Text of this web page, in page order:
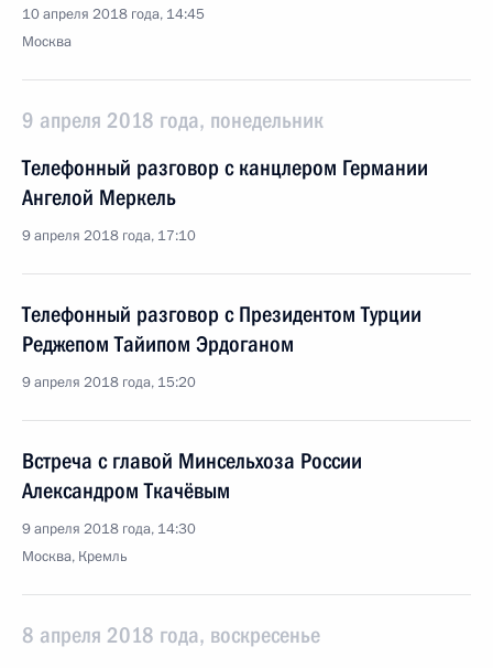
10 апреля 2018 года, 14:45
Москва
9 апреля 2018 года, понедельник
Телефонный разговор с канцлером Германии
Ангелой Меркель
9 апреля 2018 года, 17:10
Телефонный разговор с Президентом Турции
Реджепом Тайипом Эрдоганом
9 апреля 2018 года, 15:20
Встреча с главой Минсельхоза России
Александром Ткачёвым
9 апреля 2018 года, 14:30
Москва, Кремль
8 апреля 2018 года, воскресенье